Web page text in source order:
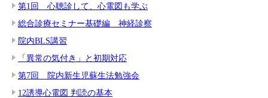
第1回 心聴診して、心電図も学ぶ
総合診療セミナー基礎編 神経診察
院内BLS講習
「異常の気付き」と初期対応
第7回 院内新生児蘇生法勉強会
12誘導心電図 判読の基本